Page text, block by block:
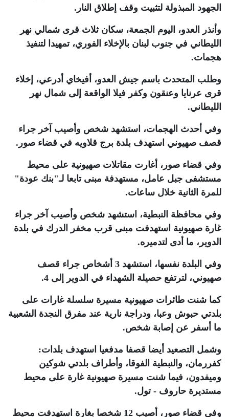
الجهود المبذولة لتثبيت وقف إطلاق النار .
وأنذر العدو، اليوم الجمعة، سكان ثلاث قرى شمالي نهر
الليطاني في جنوب لبنان بالإخلاء الفوري، تمهيدا لتنفيذ
هجمات.
وطلب المتحدث باسم جيش العدو، أفيخاي أدرعي، إخلاء
قرى عرنايا وعنقون وكفر فيلا الواقعة إلى شمال نهر
الليطاني.
وفي أحدث الهجمات، استشهد شخص وأصيب آخر جراء
قصف صهيوني استهدف بلدة برج قلاويه في قضاء صور .
وفي قضاء صور، أغارت مقاتلات صهيونية على محيط
مستشفى جبل عامل، مستهدفة مبنى تابعا لـ"بنك عودة"
للمرة الثانية خلال ساعات.
وفي محافظة النبطية، استشهد شخص وأصيب آخر جراء
غارة صهيونية استهدفت مبنى قرب مخفر الدرك في بلدة
الدوير، ما أدى لتدميره.
وفي البلدة نفسها، استشهد 3 أشخاص جراء قصف
صهيوني، لترتفع حصيلة الشهداء في الدوير إلى 4
.
كما شنت طائرات صهيونية مسيرة سلسلة غارات على
بلدتي حبوش وعبا، ودراجة نارية عند مفرق النجدة الشعبية
ما أسفر عن إصابة شخص.
وشمل التصعيد أيضا قصفا مدفعيا استهدف بلدات:
كفررمان، والنبطية الفوقا، وأطراف بلدتي شوكين
وميفدون، فيما شنت مسيرة صهيونية غارة على محيط
مستديرة حاروف - تول.
وفي قضاء صور، أصيب 12 شخصا بغارة استهدفت محيط